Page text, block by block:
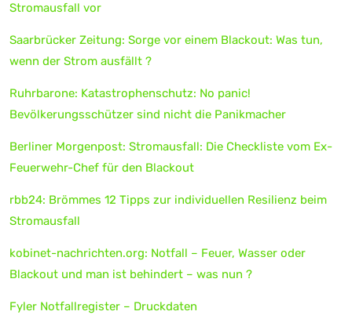
Stromausfall vor
Saarbrücker Zeitung: Sorge vor einem Blackout: Was tun,
wenn der Strom ausfällt ?
Ruhrbarone: Katastrophenschutz: No panic!
Bevölkerungsschützer sind nicht die Panikmacher
Berliner Morgenpost: Stromausfall: Die Checkliste vom Ex-
Feuerwehr-Chef für den Blackout
rbb24: Brömmes 12 Tipps zur individuellen Resilienz beim
Stromausfall
kobinet-nachrichten.org: Notfall – Feuer, Wasser oder
Blackout und man ist behindert – was nun ?
Fyler Notfallregister – Druckdaten